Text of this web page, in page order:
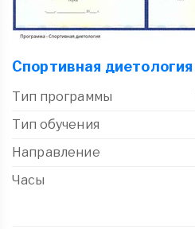
Спортивная диетология
Тип программы
Тип обучения
Направление
Часы